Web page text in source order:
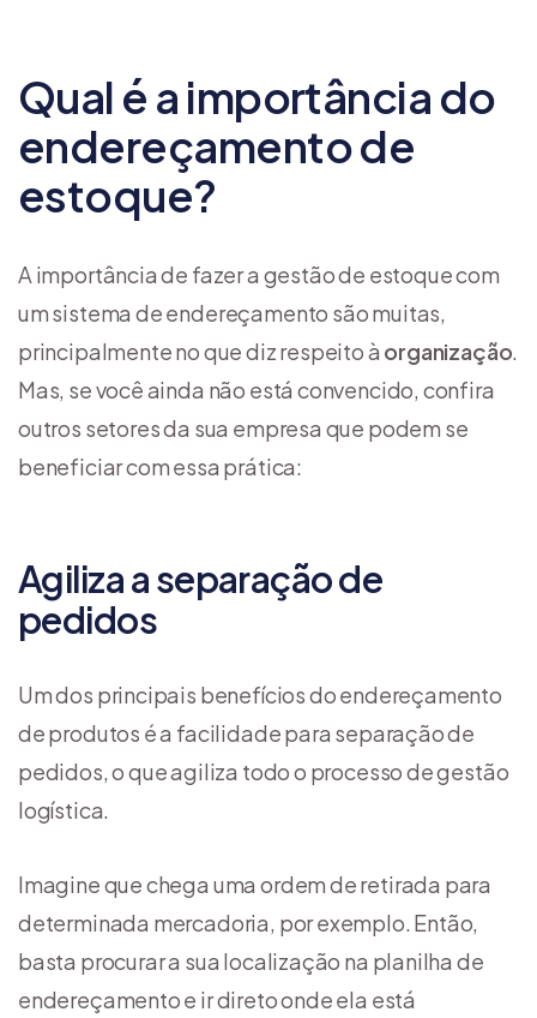
Qual é a importância do
endereçamento de
estoque?
A importância de fazer a gestão de estoque com
um sistema de endereçamento são muitas,
principalmente no que diz respeito à organização.
Mas, se você ainda não está convencido, confira
outros setores da sua empresa que podem se
beneficiar com essa prática:
Agiliza a separação de
pedidos
Um dos principais benefícios do endereçamento
de produtos é a facilidade para separação de
pedidos, o que agiliza todo o processo de gestão
logística.
Imagine que chega uma ordem de retirada para
determinada mercadoria, por exemplo. Então,
basta procurar a sua localização na planilha de
endereçamento e ir direto onde ela está